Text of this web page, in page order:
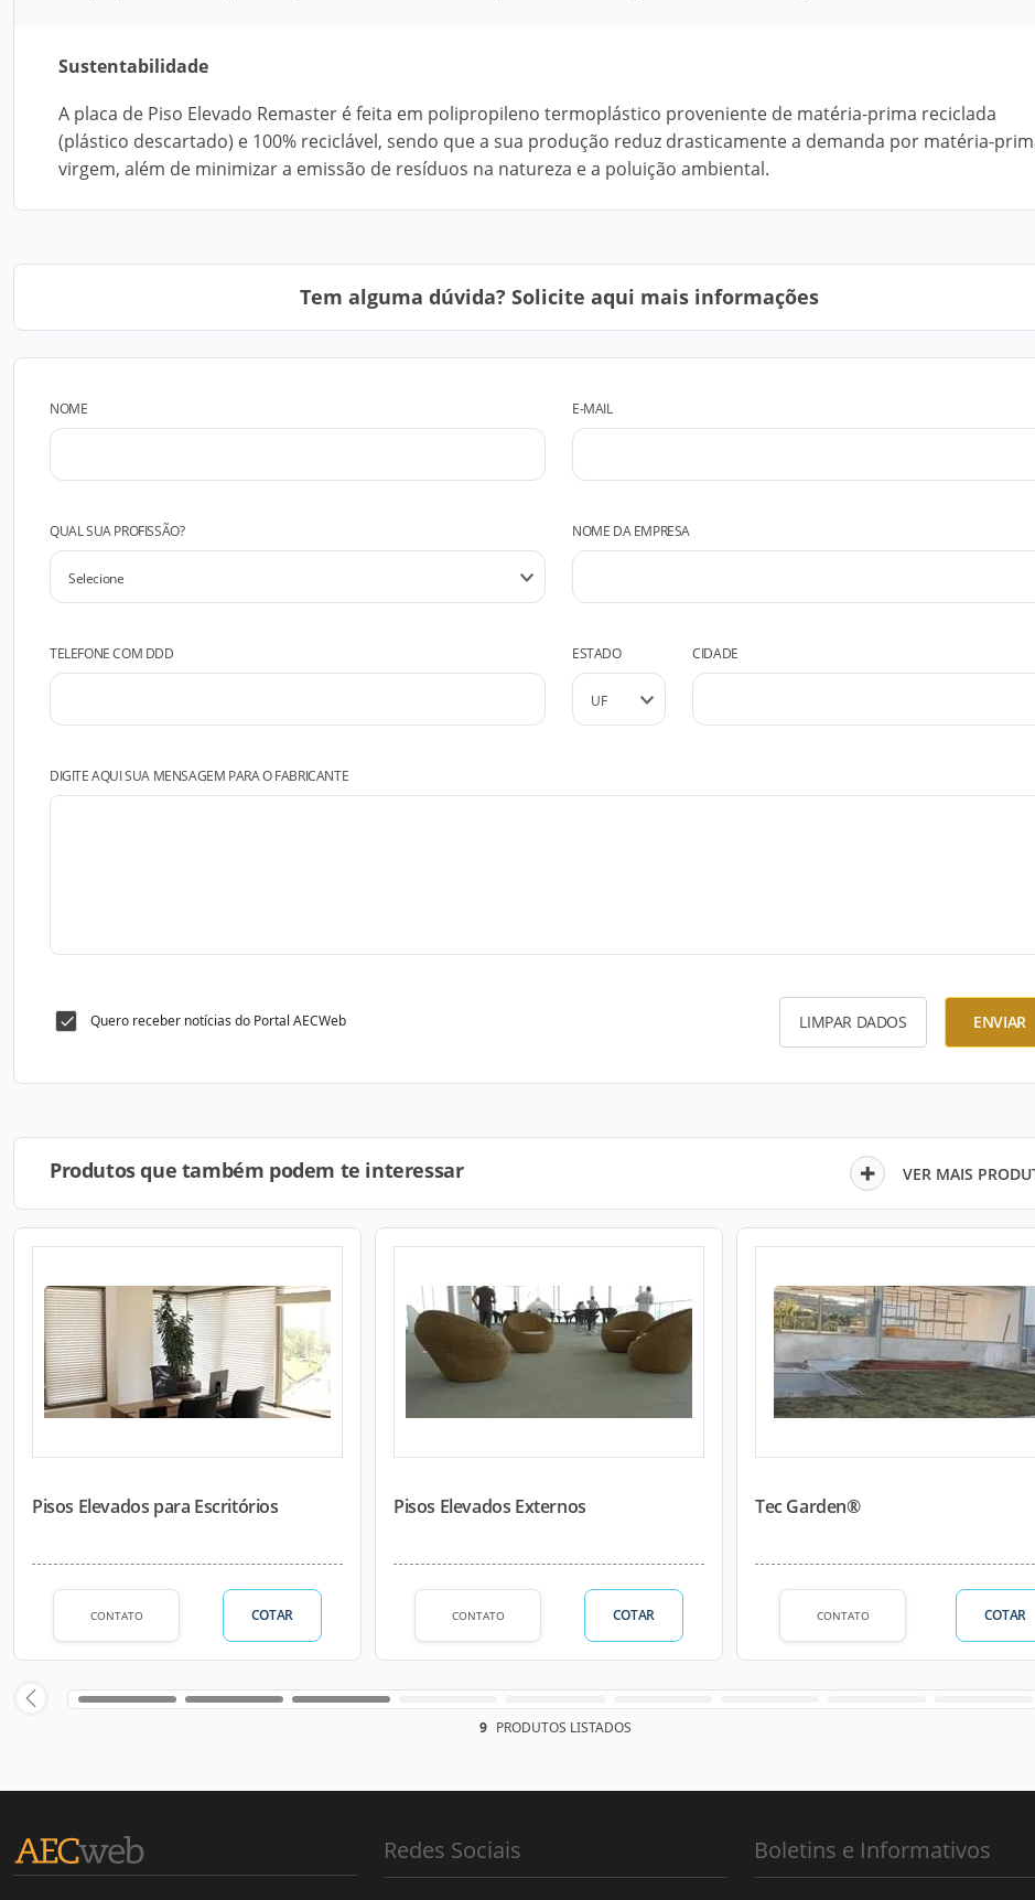
Sustentabilidade
A placa de Piso Elevado Remaster é feita em polipropileno termoplástico proveniente de matéria-prima reciclada
(plástico descartado) e 100% reciclável, sendo que a sua produção reduz drasticamente a demanda por matéria-
virgem, além de minimizar a emissão de resíduos na natureza e a poluição ambiental.
Tem alguma dúvida? Solicite aqui mais informações
NOME E-MAIL
QUAL SUA PROFISSÃO? NOME DA EMPRESA
TELEFONE COM DDD ESTADO CIDADE
DIGITE AQUI SUA MENSAGEM PARA O FABRICANTE
Quero receber notícias do Portal AECWeb LIMPAR DADOS ENVIAR
Produtos que também podem te interessar VER MAIS
Pisos Elevados para Escritórios
CONTATO COTAR
Pisos Elevados Externos
CONTATO COTAR
Tec Garden®
CONTATO COTAR
9 PRODUTOS LISTADOS
Redes Sociais Boletins e Informativos